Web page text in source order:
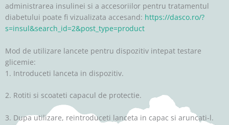
administrarea insulinei si a accesoriilor pentru tratamentul
diabetului poate fi vizualizata accesand: https://dasco.ro/?
s=insul&search_id=2&post_type=product
Mod de utilizare lancete pentru dispozitiv intepat testare
glicemie:
1. Introduceti lanceta in dispozitiv.
2. Rotiti si scoateti capacul de protectie.
3. Dupa utilizare, reintroduceti lanceta in capac si aruncati-l.